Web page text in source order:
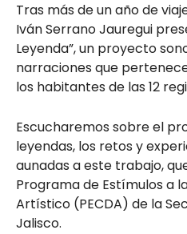
Tras más de un año de
Iván Serrano Jauregui
Leyenda”, un proyecto
narraciones que
los habitantes de las 12
Escucharemos sobre el
leyendas, los retos y
aunadas a este trabajo,
Programa de Estímulos a
Artístico (PECDA) de la
Jalisco.